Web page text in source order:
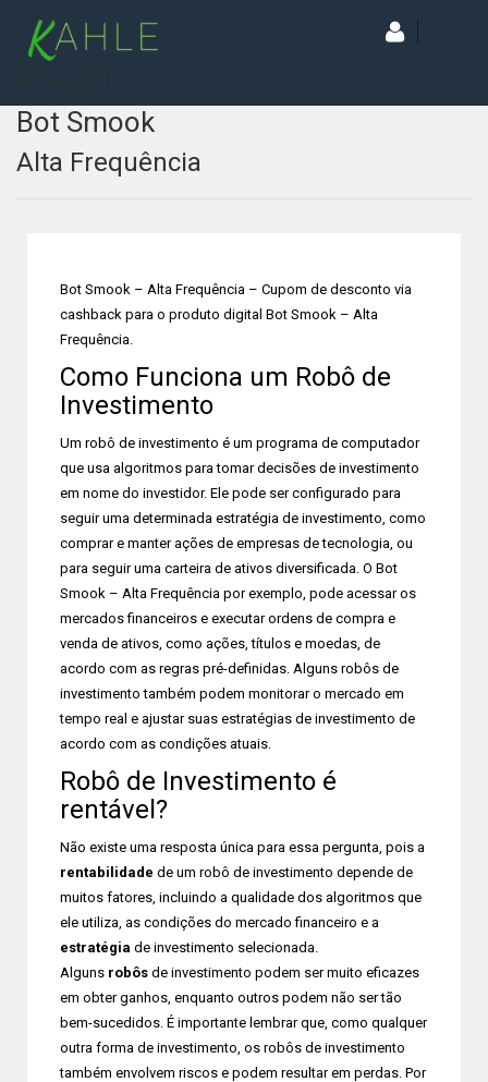
Bot Smook
Alta Frequência
Bot Smook – Alta Frequência – Cupom de desconto via
cashback para o produto digital Bot Smook – Alta
Frequência.
Como Funciona um Robô de
Investimento
Um robô de investimento é um programa de computador
que usa algoritmos para tomar decisões de investimento
em nome do investidor. Ele pode ser configurado para
seguir uma determinada estratégia de investimento, como
comprar e manter ações de empresas de tecnologia, ou
para seguir uma carteira de ativos diversificada. O Bot
Smook – Alta Frequência por exemplo, pode acessar os
mercados financeiros e executar ordens de compra e
venda de ativos, como ações, títulos e moedas, de
acordo com as regras pré-definidas. Alguns robôs de
investimento também podem monitorar o mercado em
tempo real e ajustar suas estratégias de investimento de
acordo com as condições atuais.
Robô de Investimento é
rentável?
Não existe uma resposta única para essa pergunta, pois a
rentabilidade de um robô de investimento depende de
muitos fatores, incluindo a qualidade dos algoritmos que
ele utiliza, as condições do mercado financeiro e a
estratégia de investimento selecionada.
Alguns robôs de investimento podem ser muito eficazes
em obter ganhos, enquanto outros podem não ser tão
bem-sucedidos. É importante lembrar que, como qualquer
outra forma de investimento, os robôs de investimento
também envolvem riscos e podem resultar em perdas. Por